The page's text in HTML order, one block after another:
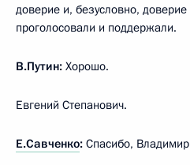
доверие и, безусловно,
проголосовали и поддержали.
В.Путин: Хорошо.
Евгений Степанович.
Е.Савченко: Спасибо,